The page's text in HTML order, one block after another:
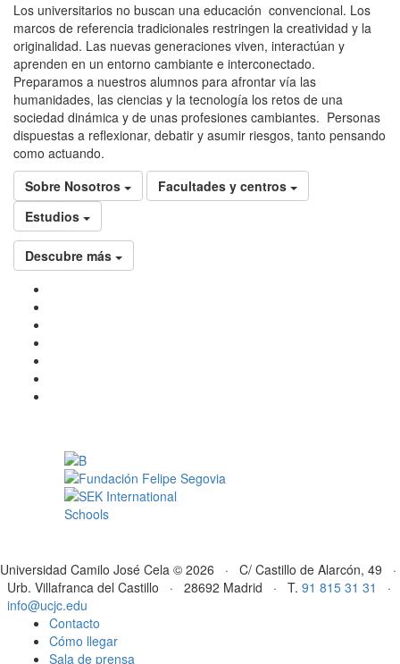
Los universitarios no buscan una educación convencional. Los
marcos de referencia tradicionales restringen la creatividad y la
originalidad. Las nuevas generaciones viven, interactúan y
aprenden en un entorno cambiante e interconectado.
Preparamos a nuestros alumnos para afrontar vía las
humanidades, las ciencias y la tecnología los retos de una
sociedad dinámica y de unas profesiones cambiantes. Personas
dispuestas a reflexionar, debatir y asumir riesgos, tanto pensando
como actuando.
Sobre Nosotros
Facultades y centros
Estudios
Descubre más
Universidad Camilo José Cela © 2026 · C/ Castillo de Alarcón, 49 ·
Urb. Villafranca del Castillo · 28692 Madrid · T. 91 815 31 31
·
info@ucjc.edu
Contacto
Cómo llegar
Sala de prensa